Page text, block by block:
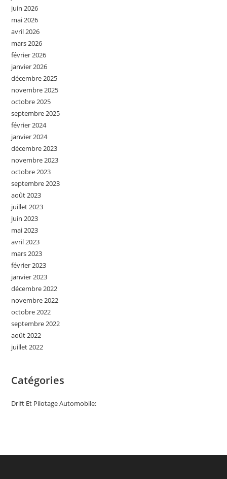
juin 2026
mai 2026
avril 2026
mars 2026
février 2026
janvier 2026
décembre 2025
novembre 2025
octobre 2025
septembre 2025
février 2024
janvier 2024
décembre 2023
novembre 2023
octobre 2023
septembre 2023
août 2023
juillet 2023
juin 2023
mai 2023
avril 2023
mars 2023
février 2023
janvier 2023
décembre 2022
novembre 2022
octobre 2022
septembre 2022
août 2022
juillet 2022
Catégories
Drift Et Pilotage Automobile: